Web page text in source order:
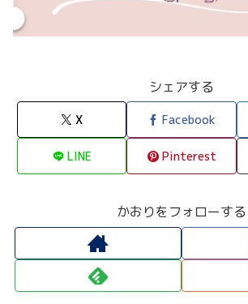
シェアする
X Facebook
LINE Pinterest
かおりをフォローする